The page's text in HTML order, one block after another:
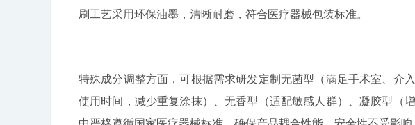
刷工艺采用环保油墨，清晰耐磨，符合医疗器械包装标准。
特殊成分调整方面，可根据需求研发定制无菌型（满足手术室、介
使用时间，减少重复涂抹）、无香型（适配敏感人群）、凝胶型（